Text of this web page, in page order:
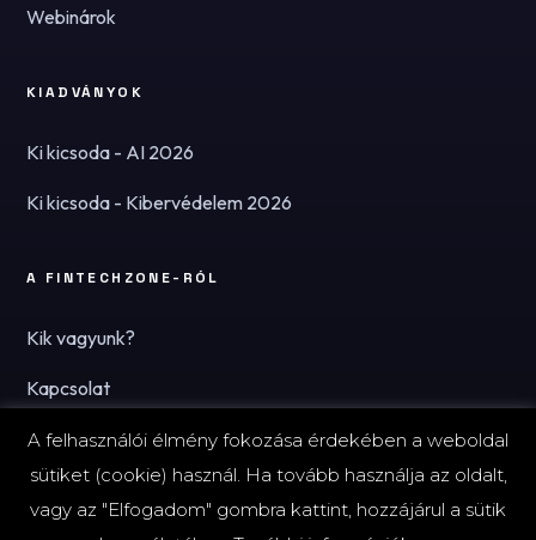
Webinárok
KIADVÁNYOK
Ki kicsoda - AI 2026
Ki kicsoda - Kibervédelem 2026
A FINTECHZONE-RÓL
Kik vagyunk?
Kapcsolat
Hírlevél
A felhasználói élmény fokozása érdekében a weboldal
sütiket (cookie) használ. Ha tovább használja az oldalt,
vagy az "Elfogadom" gombra kattint, hozzájárul a sütik